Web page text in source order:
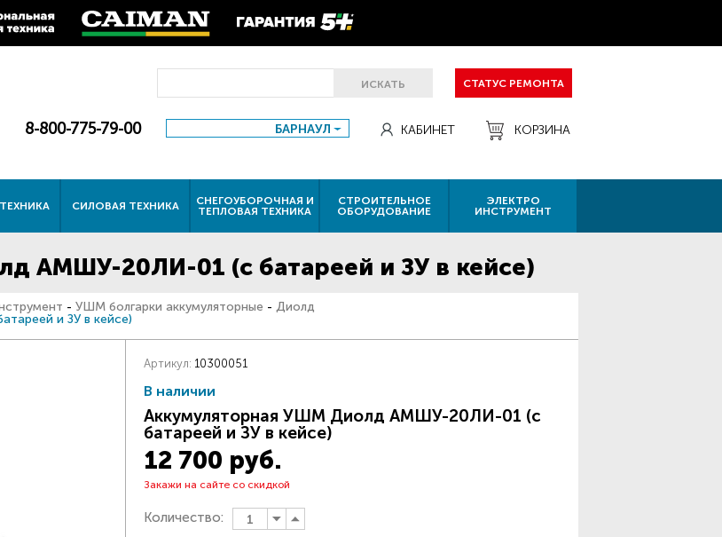
ИСКАТЬ СТАТУС РЕМОНТА
8-800-775-79-00 БАРНАУЛ КАБИНЕТ КОРЗИНА
СИЛОВАЯ ТЕХНИКА
СНЕГОУБОРОЧНАЯ И
ТЕПЛОВАЯ ТЕХНИКА
СТРОИТЕЛЬНОЕ
ОБОРУДОВАНИЕ
ЭЛЕКТРО
ИНСТРУМЕНТ
АМШУ-20ЛИ-01 (c батареей и ЗУ в кейсе)
- УШМ болгарки аккумуляторные - Диолд
и ЗУ в кейсе)
Артикул: 10300051
В наличии
Аккумуляторная УШМ Диолд АМШУ-20ЛИ-01 (c
батареей и ЗУ в кейсе)
12 700 руб.
Закажи на сайте со скидкой
Количество: